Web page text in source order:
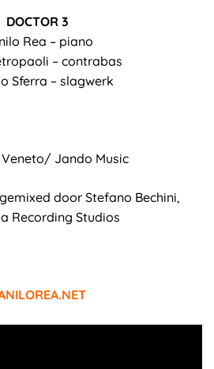
DOCTOR 3
Rea – piano
– contrabas
Sferra – slagwerk
Veneto/ Jando Music
door Stefano Bechini,
Recording Studios